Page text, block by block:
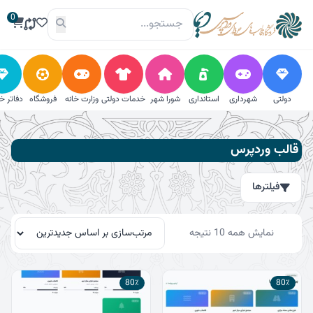
محتوا
0
دولتی شهرداری استانداری شورا شهر خدمات دولتی وزارت خانه فروشگاه دفاتر
فیلترها
جستجو
جستجو
برای:
جستجو
دسته‌بندی
استانداری
قالب وردپرس
فیلترها
نمایش همه 10 نتیجه
مرتب‌سازی
80٪ 80٪